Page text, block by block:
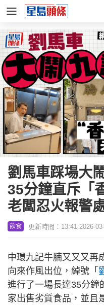
劉馬車踩場大
35分鐘直斥「
老闆忍火報警
飲食 更新時間：13:41 2026-
中環九記牛腩又又又再
向來作風出位，綽號「
進行了一場長達35分鐘
家出售劣質食品，並且